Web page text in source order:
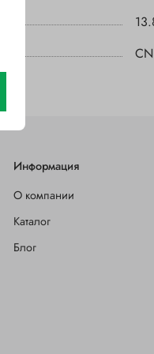
CN
Информация
О компании
Каталог
Блог